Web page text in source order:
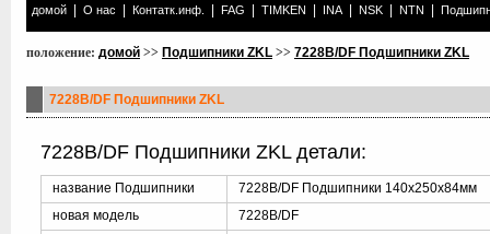
домой О нас Контатк.инф. FAG TIMKEN INA NSK NTN
положение: домой >> Подшипники ZKL >> 7228B/DF Подшипники ZKL
7228B/DF Подшипники ZKL
7228B/DF Подшипники ZKL детали:
название Подшипники
7228B/DF Подшипники 140x250x84мм
новая модель
7228B/DF